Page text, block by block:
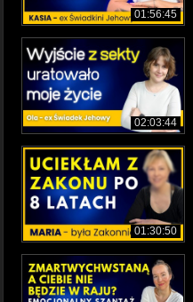
01:56:45
02:03:44
01:30:50